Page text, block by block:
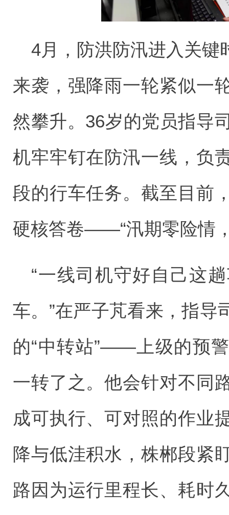
4月，防洪防汛进入关键
来袭，强降雨一轮紧似一
然攀升。36岁的党员指导
机牢牢钉在防汛一线，负
段的行车任务。截至目前
硬核答卷——“汛期零险情
“一线司机守好自己这
车。”在严子芃看来，指导
的“中转站”——上级的预
一转了之。他会针对不同
成可执行、可对照的作业
降与低洼积水，株郴段紧
路因为运行里程长、耗时